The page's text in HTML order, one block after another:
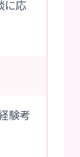
応
験考